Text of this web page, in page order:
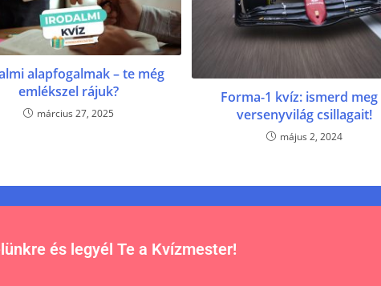
alapfogalmak – te még
emlékszel rájuk?
március 27, 2025
Forma-1 kvíz: ismerd meg
versenyvilág csillagait!
május 2, 2024
és legyél Te a Kvízmester!